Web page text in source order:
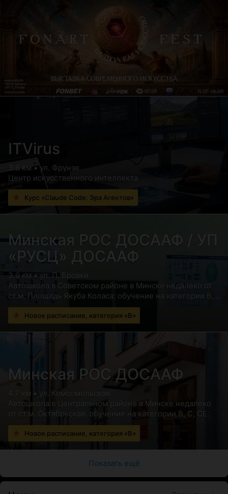
ITVirus
3.8 км • ул. Фрунзе
Центр искусственного интеллекта
Курс «Claude Code: Эра Агентов»
Минская РОС ДОСААФ / УП
«РУСЦ» ДОСААФ
3.9 км • ул. П. Бровки
Автошкола в Советском районе в Минске недалеко от
ст.м. Площадь Якуба Коласа: обучение на категории B,
C, СE.
Новое расписание, категория «В»
Минская РОС ДОСААФ
4.7 км • ул. Комсомольская
Автошкола в Центральном районе в Минске недалеко
от ст.м. Октябрьская: обучение на категории B, C, СE.
Новое расписание, категория «В»
Показать ещё